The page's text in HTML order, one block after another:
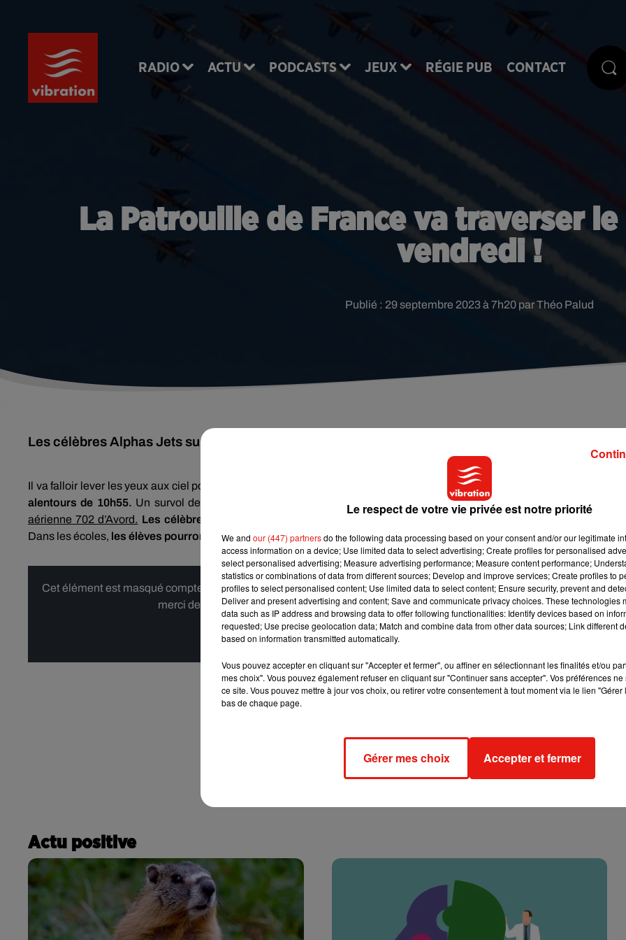
RADIO ACTU PODCASTS JEUX RÉGIE PUB CONTACT
La Patrouille de France va traverser
vendredi !
Publié : 29 septembre 2023 à 7h20 par Théo Palud
Les célèbres Alphas Jets survoleront Nevers peu avant 11h.
Il va falloir lever les yeux aux ciel pour les apercevoir ! La Patrouille de France va traverser le ciel neversois ce vendredi,
alentours de 10h55. Un survol de la ville exceptionnel qui a lieu dans le cadre duweek-end portes ouvertes de la
aérienne 702 d’Avord. Les célèbres Alpha Jets laisseront derrière eux leurs emblématiques fumées bleu-blanc-
Dans les écoles, les élèves pourront même sortir dans la cour de récréationpour assister à ce moment inédit !
Cet élément est masqué compte-tenu du refus du dépôt de cookies que vous avez exprimé. Si vous souhaitez l'afficher,
merci de nous donner votre accord en cliquant sur le bouton ci-dessous.
Afficher l'élément
Actu positive
Le respect de votre vie privée est notre priorité
We and our (447) partnersdo the following data processing based on your consent and/or our legitimate
access information on a device; Use limited data to select advertising; Create profiles for personalised
select personalised advertising; Measure advertising performance; Measure content performance;
statistics or combinations of data from different sources; Develop and improve services; Create profiles to
profiles to select personalised content; Use limited data to select content; Ensure security, prevent and
Deliver and present advertising and content; Save and communicate privacy choices. These technologies
data such as IP address and browsing data to offer following functionalities: Identify devices based on
requested; Use precise geolocation data; Match and combine data from other data sources; Link different
based on information transmitted automatically.
Vous pouvez accepter en cliquant sur "Accepter et fermer", ou affiner en sélectionnant les finalités et/ou
mes choix". Vous pouvez également refuser en cliquant sur "Continuer sans accepter". Vos préférences
ce site. Vous pouvez mettre à jour vos choix, ou retirer votre consentement à tout moment via le lien
bas de chaque page.
Gérer mes choix Accepter et fermer